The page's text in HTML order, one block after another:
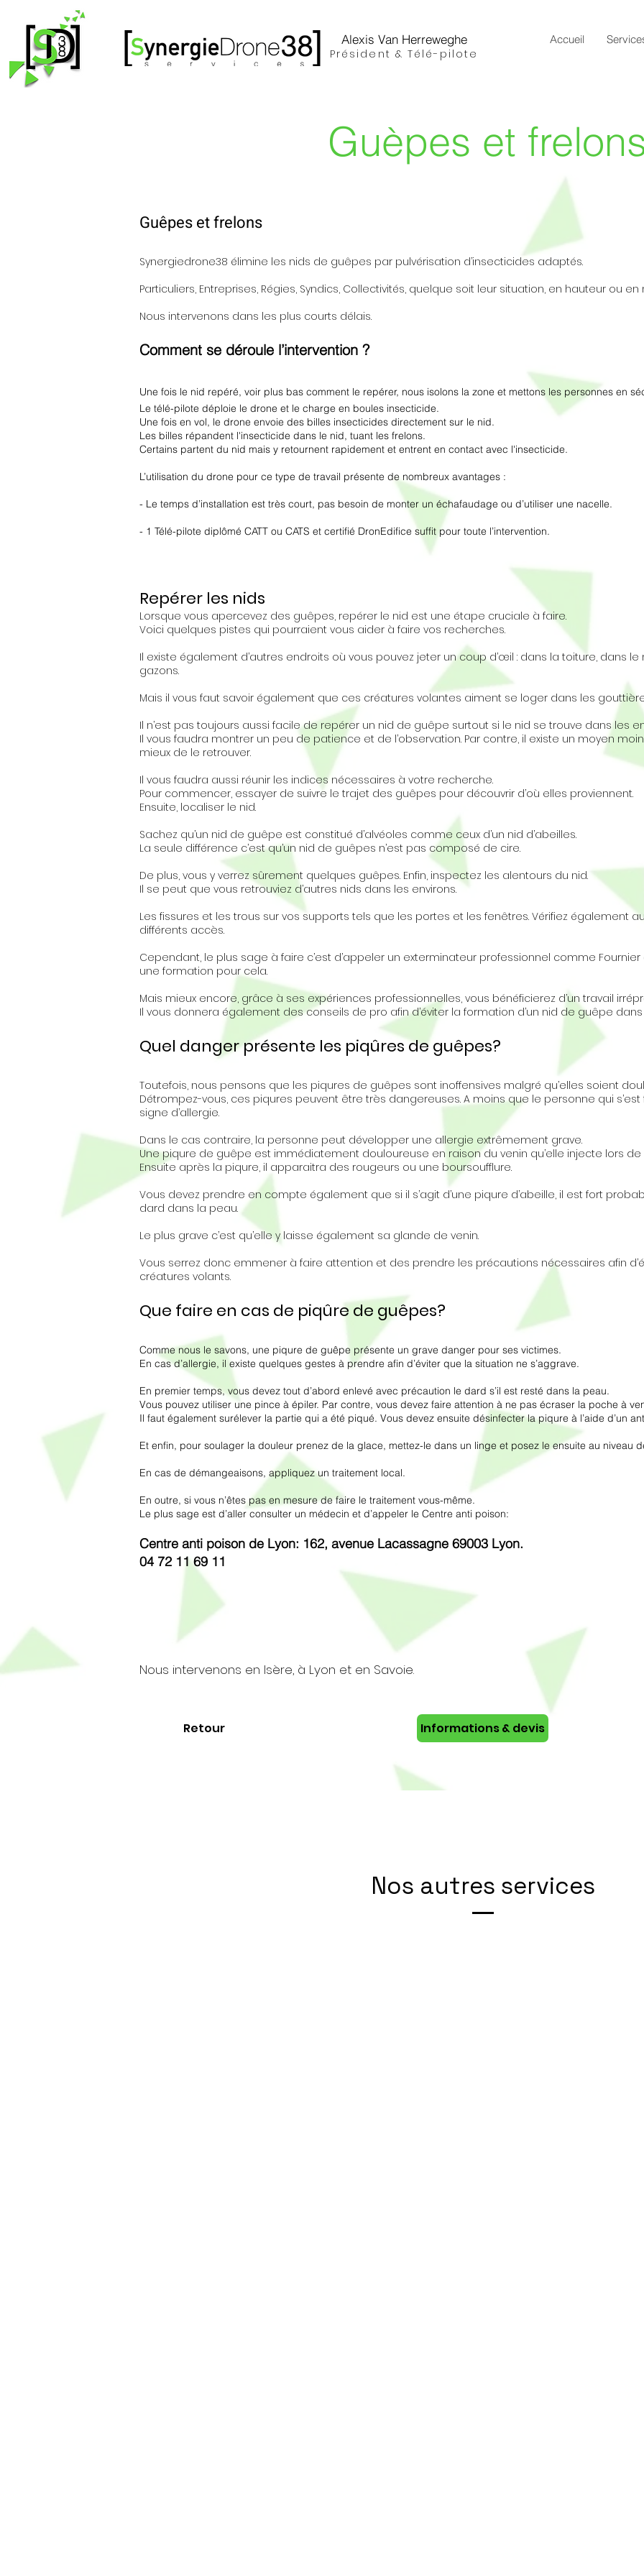
Alexis Van Herreweghe Accueil
Président & Télé-pilote
Guèpes et
Guêpes et frelons
Synergiedrone38 élimine les nids de guêpes par pulvérisation d’insecticides adaptés.
Particuliers, Entreprises, Régies, Syndics, Collectivités, quelque soit leur situation, en hauteur ou en
Nous intervenons dans les plus courts délais.
Comment se déroule l’intervention ?
Une fois le nid repéré, voir plus bas comment le repérer, nous isolons la zone et mettons les personnes en
Le télé-pilote déploie le drone et le charge en boules insecticide.
Une fois en vol, le drone envoie des billes insecticides directement sur le nid.
Les billes répandent l'insecticide dans le nid, tuant les frelons.
Certains partent du nid mais y retournent rapidement et entrent en contact avec l'insecticide.
L’utilisation du drone pour ce type de travail présente de nombreux avantages :
​- Le temps d’installation est très court, pas besoin de monter un échafaudage ou d’utiliser une nacelle.
​​- 1 Télé-pilote diplômé CATT ou CATS et certifié DronEdifice suffit pour toute l’intervention.
Repérer les nids
Lorsque vous apercevez des guêpes, repérer le nid est une étape cruciale à faire.
Voici quelques pistes qui pourraient vous aider à faire vos recherches.
Il existe également d’autres endroits où vous pouvez jeter un coup d’œil : dans la toiture, dans
gazons.
Mais il vous faut savoir également que ces créatures volantes aiment se loger dans les
Il n’est pas toujours aussi facile de repérer un nid de guêpe surtout si le nid se trouve dans les
Il vous faudra montrer un peu de patience et de l’observation. Par contre, il existe un moyen
mieux de le retrouver.
Il vous faudra aussi réunir les indices nécessaires à votre recherche.
Pour commencer, essayer de suivre le trajet des guêpes pour découvrir d’où elles proviennent.
Ensuite, localiser le nid.
Sachez qu’un nid de guêpe est constitué d’alvéoles comme ceux d’un nid d’abeilles.
La seule différence c’est qu’un nid de guêpes n’est pas composé de cire.
De plus, vous y verrez sûrement quelques guêpes. Enfin, inspectez les alentours du nid.
Il se peut que vous retrouviez d’autres nids dans les environs.
Les fissures et les trous sur vos supports tels que les portes et les fenêtres. Vérifiez également
différents accès.
Cependant, le plus sage à faire c’est d’appeler un exterminateur professionnel comme Fournier
une formation pour cela.
Mais mieux encore, grâce à ses expériences professionnelles, vous bénéficierez d’un travail
Il vous donnera également des conseils de pro afin d’éviter la formation d’un nid de guêpe
Quel danger présente les piqûres de guêpes?
Toutefois, nous pensons que les piqures de guêpes sont inoffensives malgré qu’elles soient
Détrompez-vous, ces piqures peuvent être très dangereuses. A moins que le personne qui
signe d’allergie.
Dans le cas contraire, la personne peut développer une allergie extrêmement grave.
Une piqure de guêpe est immédiatement douloureuse en raison du venin qu’elle injecte lors de
Ensuite après la piqure, il apparaitra des rougeurs ou une boursoufflure.
Vous devez prendre en compte également que si il s’agit d’une piqure d’abeille, il est fort
dard dans la peau.
Le plus grave c’est qu’elle y laisse également sa glande de venin.
Vous serrez donc emmener à faire attention et des prendre les précautions nécessaires afin
créatures volants.
Que faire en cas de piqûre de guêpes?
Comme nous le savons, une piqure de guêpe présente un grave danger pour ses victimes.
En cas d’allergie, il existe quelques gestes à prendre afin d’éviter que la situation ne s’aggrave.
En premier temps, vous devez tout d’abord enlevé avec précaution le dard s’il est resté dans la peau.
Vous pouvez utiliser une pince à épiler. Par contre, vous devez faire attention à ne pas écraser la poche à
Il faut également surélever la partie qui a été piqué. Vous devez ensuite désinfecter la piqure à l’aide d’un
Et enfin, pour soulager la douleur prenez de la glace, mettez-le dans un linge et posez le ensuite au niveau
En cas de démangeaisons, appliquez un traitement local.
En outre, si vous n’êtes pas en mesure de faire le traitement vous-même.
Le plus sage est d’aller consulter un médecin et d’appeler le Centre anti poison:
Centre anti poison de Lyon: 162, avenue Lacassagne 69003 Lyon.
04 72 11 69 11​​​​​ ​​​​
Nous intervenons en Isère, à Lyon et en Savoie.
Retour Informations & devis
Nos autres services